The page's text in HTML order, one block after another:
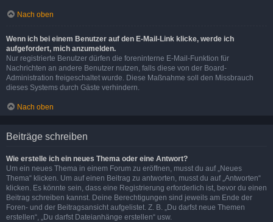
Nach oben
Wenn ich bei einem Benutzer auf den E-Mail-Link klicke, werde ich
aufgefordert, mich anzumelden.
Nur registrierte Benutzer dürfen die foreninterne E-Mail-Funktion für
Nachrichten an andere Benutzer nutzen, falls diese von der Board-
Administration freigeschaltet wurde. Diese Maßnahme soll den Missbrauch
dieses Systems durch Gäste verhindern.
Nach oben
Beiträge schreiben
Wie erstelle ich ein neues Thema oder eine Antwort?
Um ein neues Thema in einem Forum zu eröffnen, musst du auf „Neues
Thema“ klicken. Um auf einen Beitrag zu antworten, musst du auf „Antworten“
klicken. Es könnte sein, dass eine Registrierung erforderlich ist, bevor du einen
Beitrag schreiben kannst. Deine Berechtigungen sind jeweils am Ende der
Foren- und der Beitragsansicht aufgelistet. Z. B. „Du darfst neue Themen
erstellen“, „Du darfst Dateianhänge erstellen“ usw.